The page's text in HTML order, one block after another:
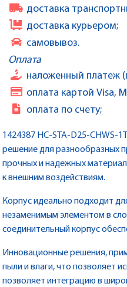
доставка
доставка курьером;
самовывоз.
Оплата
наложенный платеж
оплата картой Visa,
оплата по счету;
1424387 HC-STA-D25-CHWS-
решение для разнообразных
прочных и надежных
к внешним воздействиям.
Корпус идеально подходит
незаменимым элементом в
соединительный корпус
Инновационные решения,
пыли и влаги, что позволяет
позволяет интеграцию в